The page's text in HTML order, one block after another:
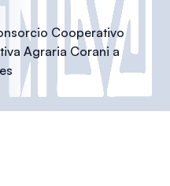
Cooperativo
Agraria Corani a